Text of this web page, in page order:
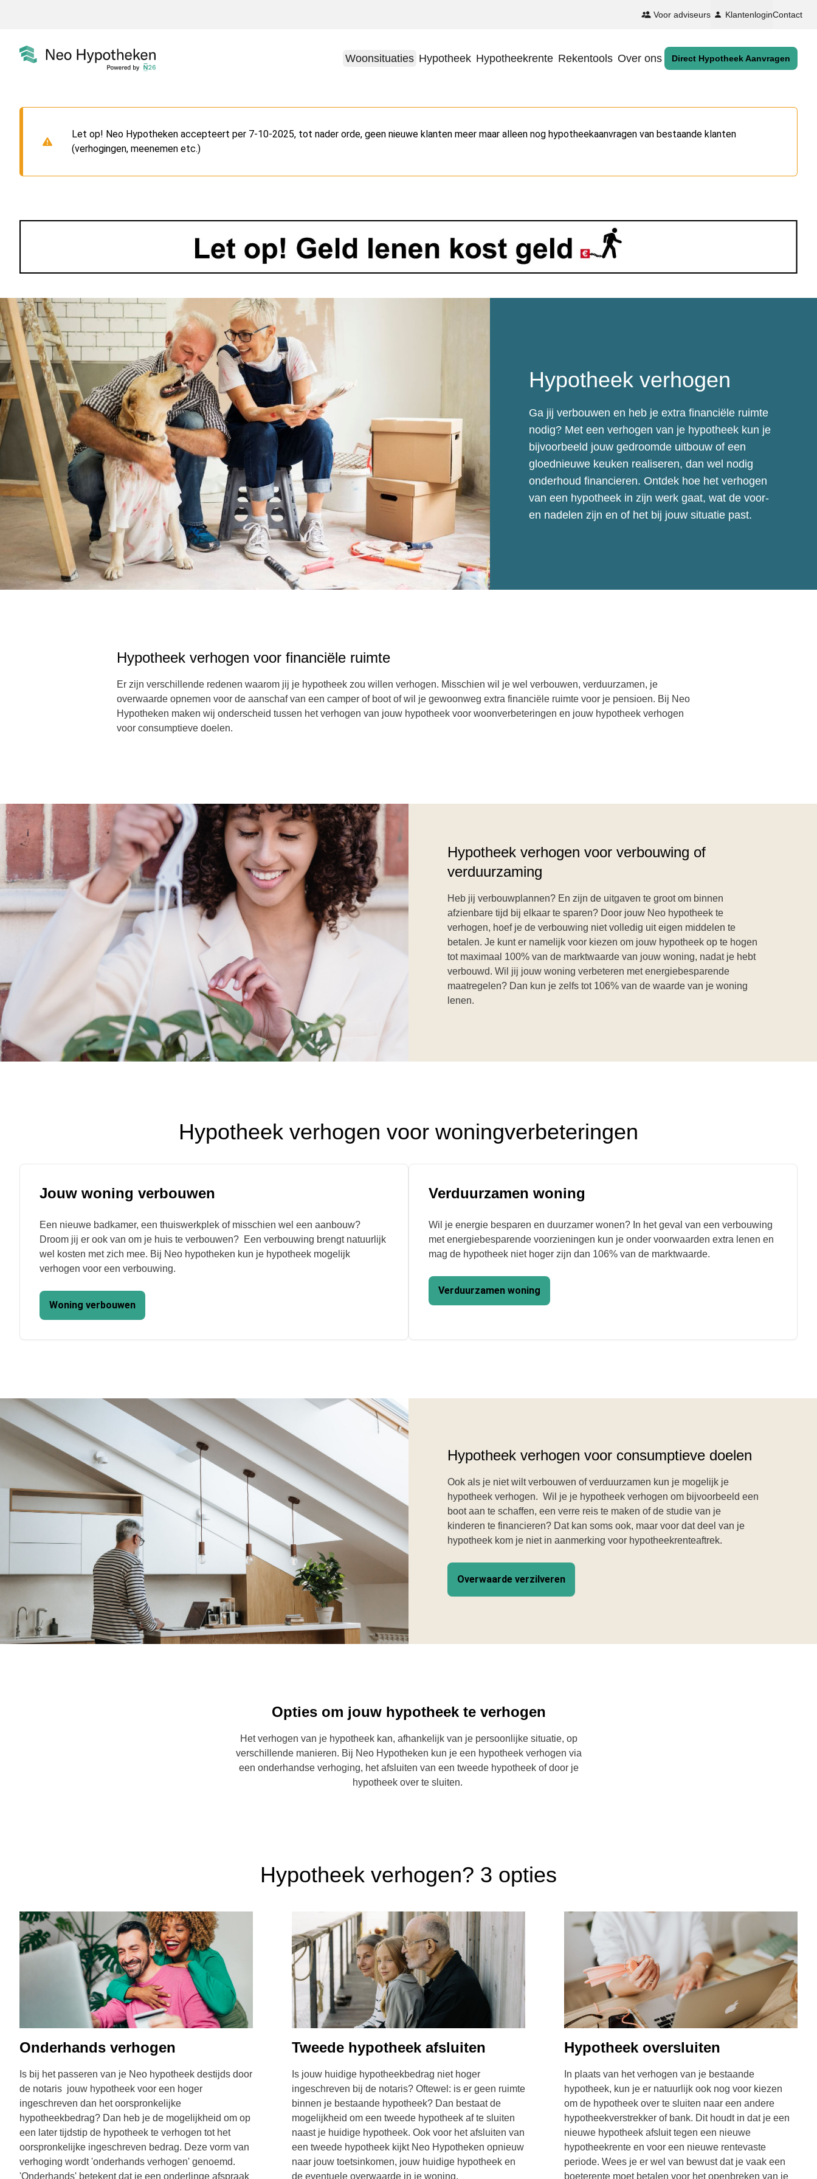
Voor adviseurs KlantenloginContact
Woonsituaties Hypotheek Hypotheekrente Rekentools Over ons Direct Hypotheek Aanvragen
Let op! Neo Hypotheken accepteert per 7-10-2025, tot nader orde, geen nieuwe klanten meer maar alleen nog hypotheekaanvragen van bestaande klanten
(verhogingen, meenemen etc.)
Hypotheek verhogen
Ga jij verbouwen en heb je extra financiële ruimte
nodig? Met een verhogen van je hypotheek kun je
bijvoorbeeld jouw gedroomde uitbouw of een
gloednieuwe keuken realiseren, dan wel nodig
onderhoud financieren. Ontdek hoe het verhogen
van een hypotheek in zijn werk gaat, wat de voor-
en nadelen zijn en of het bij jouw situatie past.
Hypotheek verhogen voor financiële ruimte
Er zijn verschillende redenen waarom jij je hypotheek zou willen verhogen. Misschien wil je wel verbouwen, verduurzamen, je
overwaarde opnemen voor de aanschaf van een camper of boot of wil je gewoonweg extra financiële ruimte voor je pensioen. Bij Neo
Hypotheken maken wij onderscheid tussen het verhogen van jouw hypotheek voor woonverbeteringen en jouw hypotheek verhogen
voor consumptieve doelen.
Hypotheek verhogen voor verbouwing of
verduurzaming
Heb jij verbouwplannen? En zijn de uitgaven te groot om binnen
afzienbare tijd bij elkaar te sparen? Door jouw Neo hypotheek te
verhogen, hoef je de verbouwing niet volledig uit eigen middelen te
betalen. Je kunt er namelijk voor kiezen om jouw hypotheek op te hogen
tot maximaal 100% van de marktwaarde van jouw woning, nadat je hebt
verbouwd. Wil jij jouw woning verbeteren met energiebesparende
maatregelen? Dan kun je zelfs tot 106% van de waarde van je woning
lenen.
Hypotheek verhogen voor woningverbeteringen
Jouw woning verbouwen
Een nieuwe badkamer, een thuiswerkplek of misschien wel een aanbouw?
Droom jij er ook van om je huis te verbouwen? Een verbouwing brengt natuurlijk
wel kosten met zich mee. Bij Neo hypotheken kun je hypotheek mogelijk
verhogen voor een verbouwing.
Woning verbouwen
Verduurzamen woning
Wil je energie besparen en duurzamer wonen? In het geval van een verbouwing
met energiebesparende voorzieningen kun je onder voorwaarden extra lenen en
mag de hypotheek niet hoger zijn dan 106% van de marktwaarde.
Verduurzamen woning
Hypotheek verhogen voor consumptieve doelen
Ook als je niet wilt verbouwen of verduurzamen kun je mogelijk je
hypotheek verhogen. Wil je je hypotheek verhogen om bijvoorbeeld een
boot aan te schaffen, een verre reis te maken of de studie van je
kinderen te financieren? Dat kan soms ook, maar voor dat deel van je
hypotheek kom je niet in aanmerking voor hypotheekrenteaftrek.
Overwaarde verzilveren
Opties om jouw hypotheek te verhogen
Het verhogen van je hypotheek kan, afhankelijk van je persoonlijke situatie, op
verschillende manieren. Bij Neo Hypotheken kun je een hypotheek verhogen via
een onderhandse verhoging, het afsluiten van een tweede hypotheek of door je
hypotheek over te sluiten.
Hypotheek verhogen? 3 opties
Onderhands verhogen
Is bij het passeren van je Neo hypotheek destijds door
de notaris jouw hypotheek voor een hoger
ingeschreven dan het oorspronkelijke
hypotheekbedrag? Dan heb je de mogelijkheid om op
een later tijdstip de hypotheek te verhogen tot het
oorspronkelijke ingeschreven bedrag. Deze vorm van
verhoging wordt 'onderhands verhogen' genoemd.
'Onderhands' betekent dat je een onderlinge afspraak
Tweede hypotheek afsluiten
Is jouw huidige hypotheekbedrag niet hoger
ingeschreven bij de notaris? Oftewel: is er geen ruimte
binnen je bestaande hypotheek? Dan bestaat de
mogelijkheid om een tweede hypotheek af te sluiten
naast je huidige hypotheek. Ook voor het afsluiten van
een tweede hypotheek kijkt Neo Hypotheken opnieuw
naar jouw toetsinkomen, jouw huidige hypotheek en
de eventuele overwaarde in je woning.
Hypotheek oversluiten
In plaats van het verhogen van je bestaande
hypotheek, kun je er natuurlijk ook nog voor kiezen
om de hypotheek over te sluiten naar een andere
hypotheekverstrekker of bank. Dit houdt in dat je een
nieuwe hypotheek afsluit tegen een nieuwe
hypotheekrente en voor een nieuwe rentevaste
periode. Wees je er wel van bewust dat je vaak een
boeterente moet betalen voor het openbreken van je